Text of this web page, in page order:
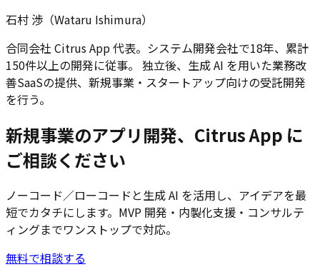
石村 渉（Wataru Ishimura）
合同会社 Citrus App 代表。システム開発会社で18年、累計
150件以上の開発に従事。 独立後、生成 AI を用いた業務改
善SaaSの提供、新規事業・スタートアップ向けの受託開発
を行う。
新規事業のアプリ開発、Citrus App に
ご相談ください
ノーコード／ローコードと生成 AI を活用し、アイデアを最
短でカタチにします。MVP 開発・内製化支援・コンサルテ
ィングまでワンストップで対応。
無料で相談する